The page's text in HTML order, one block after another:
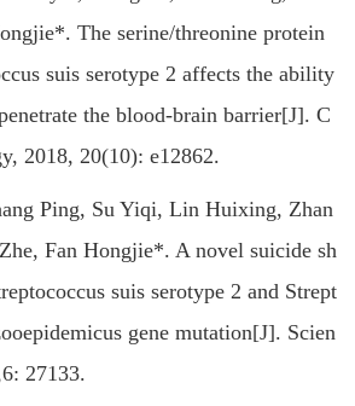
The serine/threonine protein
suis serotype 2 affects the ability
the blood-brain barrier[J]. C
2018, 20(10): e12862.
Ping, Su Yiqi, Lin Huixing, Zhan
Fan Hongjie*. A novel suicide sh
suis serotype 2 and Strept
gene mutation[J]. Scien
27133.